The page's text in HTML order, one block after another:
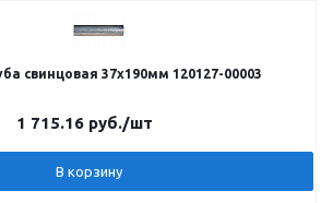
свинцовая 37х190мм 120127-00003
1 715.16 руб./шт
В корзину